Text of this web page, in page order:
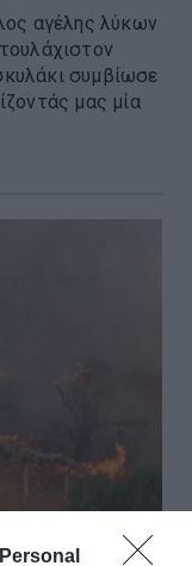
αγέλης λύκων
συμβίωσε
μας μία